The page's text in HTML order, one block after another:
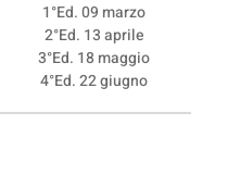
1°Ed. 09 marzo
2°Ed. 13 aprile
3°Ed. 18 maggio
4°Ed. 22 giugno